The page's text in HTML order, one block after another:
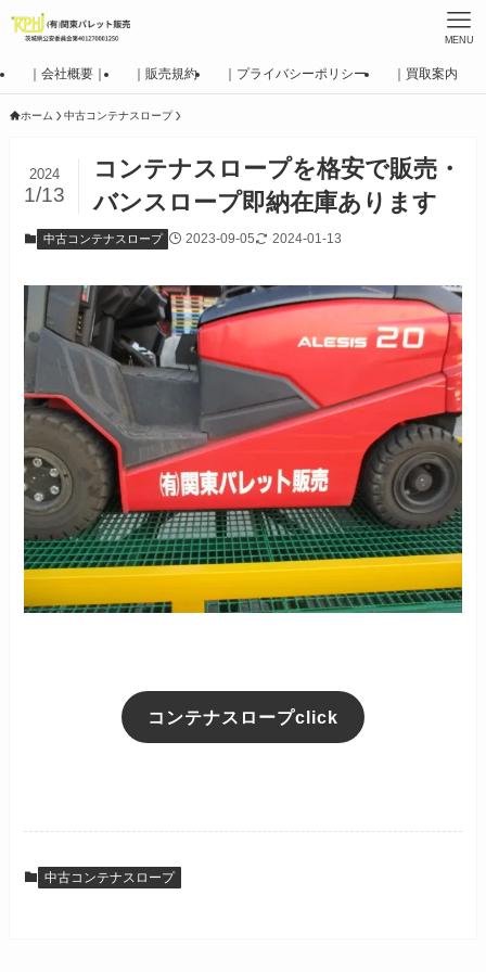
MENU
｜会社概要｜ ｜販売規約 ｜プライバシーポリシー ｜買取案内
ホーム 中古コンテナスロープ
コンテナスロープを格安で販売・
バンスロープ即納在庫あります
2024
1/13
中古コンテナスロープ 2023-09-05 2024-01-13
コンテナスロープclick
中古コンテナスロープ